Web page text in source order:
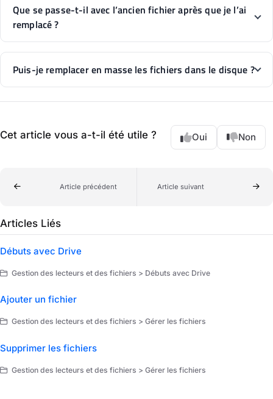
Que se passe-t-il avec l’ancien fichier après que je l’ai
remplacé ?
Puis-je remplacer en masse les fichiers dans le disque ?
Cet article vous a-t-il été utile ? Oui Non
Article précédent Article suivant
Articles Liés
Débuts avec Drive
Gestion des lecteurs et des fichiers > Débuts avec Drive
Ajouter un fichier
Gestion des lecteurs et des fichiers > Gérer les fichiers
Supprimer les fichiers
Gestion des lecteurs et des fichiers > Gérer les fichiers